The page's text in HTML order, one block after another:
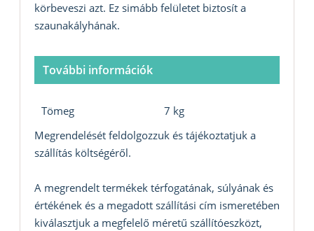
körbeveszi azt. Ez simább felületet biztosít a
szaunakályhának.
További információk
Tömeg
7 kg
Megrendelését feldolgozzuk és tájékoztatjuk a
szállítás költségéről.
A megrendelt termékek térfogatának, súlyának és
értékének és a megadott szállítási cím ismeretében
kiválasztjuk a megfelelő méretű szállítóeszközt,